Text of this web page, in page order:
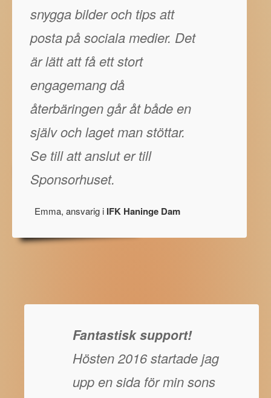
snygga bilder och tips att
posta på sociala medier. Det
är lätt att få ett stort
engagemang då
återbäringen går åt både en
själv och laget man stöttar.
Se till att anslut er till
Sponsorhuset.
Emma, ansvarig i IFK Haninge Dam
Fantastisk support!
Hösten 2016 startade jag
upp en sida för min sons